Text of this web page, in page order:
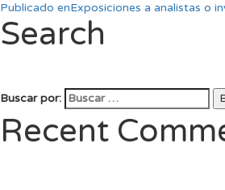
Publicado enExposiciones a analistas o
Search
Buscar por:
Recent